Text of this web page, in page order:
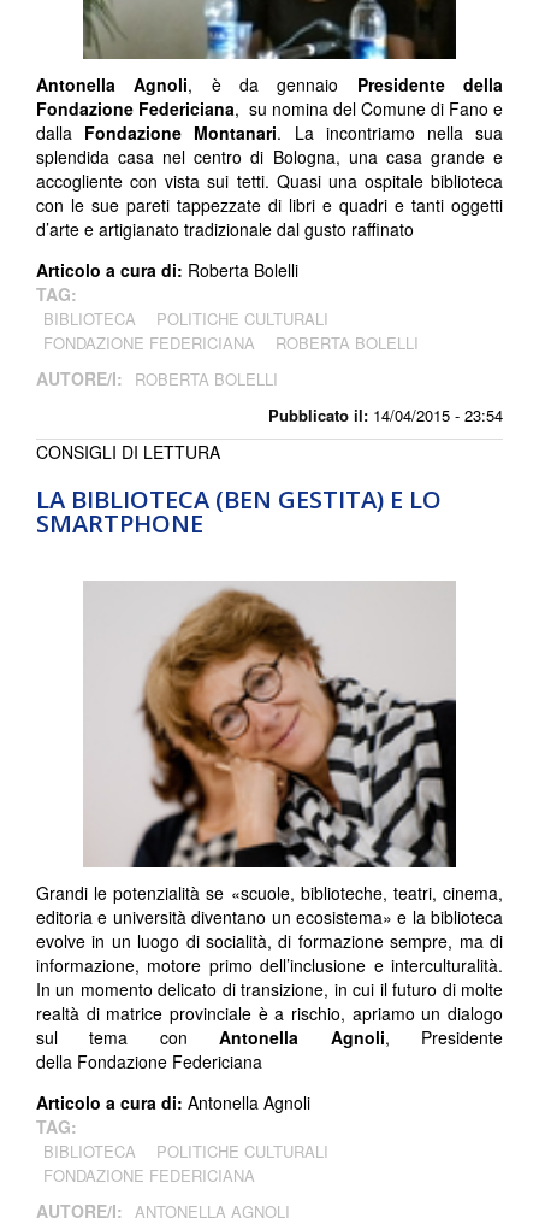
Pubblicato il: 14/04/2015 - 23:54
Antonella Agnoli, è da gennaio Presidente della
Fondazione Federiciana, su nomina del Comune di Fano e
dalla Fondazione Montanari. La incontriamo nella sua
splendida casa nel centro di Bologna, una casa grande e
accogliente con vista sui tetti. Quasi una ospitale biblioteca
con le sue pareti tappezzate di libri e quadri e tanti oggetti
d’arte e artigianato tradizionale dal gusto raffinato
Articolo a cura di: Roberta Bolelli
TAG:
BIBLIOTECA
POLITICHE CULTURALI
FONDAZIONE FEDERICIANA
ROBERTA BOLELLI
AUTORE/I: ROBERTA BOLELLI
LA BIBLIOTECA (BEN GESTITA) E LO
SMARTPHONE
CONSIGLI DI LETTURA
Grandi le potenzialità se «scuole, biblioteche, teatri, cinema,
editoria e università diventano un ecosistema» e la biblioteca
evolve in un luogo di socialità, di formazione sempre, ma di
informazione, motore primo dell’inclusione e interculturalità.
In un momento delicato di transizione, in cui il futuro di molte
realtà di matrice provinciale è a rischio, apriamo un dialogo
sul tema conAntonella Agnoli, Presidente
della Fondazione Federiciana
Articolo a cura di: Antonella Agnoli
TAG:
BIBLIOTECA
POLITICHE CULTURALI
FONDAZIONE FEDERICIANA
AUTORE/I: ANTONELLA AGNOLI